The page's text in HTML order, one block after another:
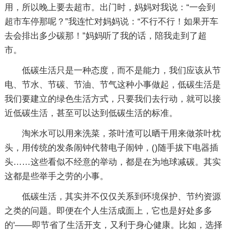
用，所以晚上要去超市。出门时，妈妈对我说：“一会到
超市车停那呢？”我连忙对妈妈说：“不行不行！如果开车
去会排出多少碳那！”妈妈听了我的话，陪我走到了超
市。
低碳生活只是一种态度，而不是能力，我们应该从节
电、节水、节碳、节油、节气这种小事做起，低碳生活是
我们要建立的绿色生活方式，只要我们去行动，就可以接
近低碳生活，甚至可以达到低碳生活的标准。
淘米水可以用来洗菜，茶叶渣可以晒干用来做茶叶枕
头，用传统的发条闹钟代替电子闹钟，()随手拔下电器插
头……这些看似不经意的举动，都是在为地球减碳。其实
这都是些举手之劳的小事。
低碳生活，其实并不仅仅关系到环境保护、节约资源
之类的问题。即便在个人生活成面上，它也是好处多多
的'——即节省了生活开支，又利于身心健康。比如，选择